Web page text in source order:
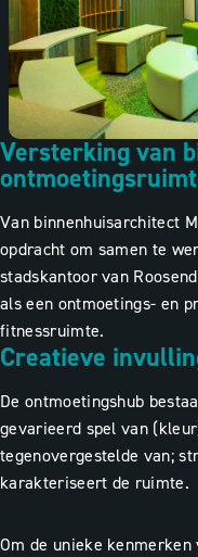
Versterking van
Van binnenhuisarchitect
opdracht om samen te
stadskantoor van
als een ontmoetings- en
fitnessruimte.
Creatieve
De ontmoetingshub
gevarieerd spel van
tegenovergestelde van;
karakteriseert de ruimte.
Om de unieke